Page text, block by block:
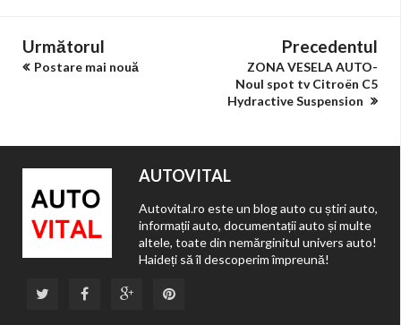
Următorul
Postare mai nouă
Precedentul
ZONA VESELA AUTO-
Noul spot tv Citroën C5
Hydractive Suspension
AUTOVITAL
Autovital.ro este un blog auto cu știri auto,
informații auto, documentații auto și multe
altele, toate din nemărginitul univers auto!
Haideți să îl descoperim împreună!